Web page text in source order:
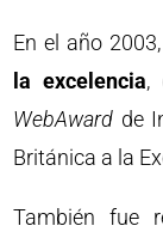
En el año
la excelencia,
WebAward de
Británica a la
También fue